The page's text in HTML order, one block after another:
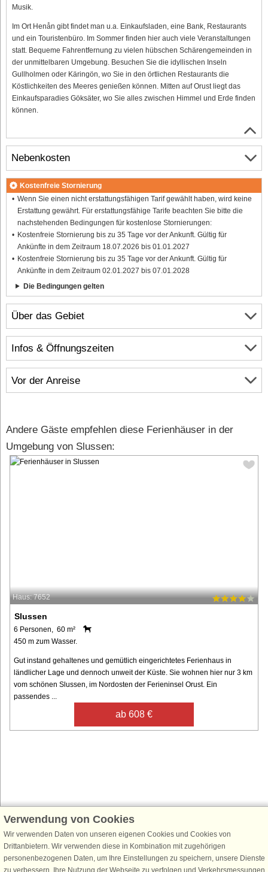
Musik.
Im Ort Henån gibt findet man u.a. Einkaufsladen, eine Bank, Restaurants
und ein Touristenbüro. Im Sommer finden hier auch viele Veranstaltungen
statt. Bequeme Fahrentfernung zu vielen hübschen Schärengemeinden in
der unmittelbaren Umgebung. Besuchen Sie die idyllischen Inseln
Gullholmen oder Käringön, wo Sie in den örtlichen Restaurants die
Köstlichkeiten des Meeres genießen können. Mitten auf Orust liegt das
Einkaufsparadies Göksäter, wo Sie alles zwischen Himmel und Erde finden
können.
Über das Gebiet
Infos & Öffnungszeiten
Vor der Anreise
Nebenkosten
Kostenfreie Stornierung
Wenn Sie einen nicht erstattungsfähigen Tarif gewählt haben, wird keine
Erstattung gewährt. Für erstattungsfähige Tarife beachten Sie bitte die
nachstehenden Bedingungen für kostenlose Stornierungen:
Kostenfreie Stornierung bis zu 35 Tage vor der Ankunft. Gültig für
Ankünfte in dem Zeitraum 18.07.2026 bis 01.01.2027
Kostenfreie Stornierung bis zu 35 Tage vor der Ankunft. Gültig für
Ankünfte in dem Zeitraum 02.01.2027 bis 07.01.2028
Die Bedingungen gelten
Andere Gäste empfehlen diese Ferienhäuser in der
Umgebung von Slussen:
Haus: 7652
Slussen
6 Personen, 60 m²
450 m zum Wasser.
Gut instand gehaltenes und gemütlich eingerichtetes Ferienhaus in
ländlicher Lage und dennoch unweit der Küste. Sie wohnen hier nur 3 km
vom schönen Slussen, im Nordosten der Ferieninsel Orust. Ein
passendes ...
ab 608 €
Schließen Sie sich 100.000 Ferienhaus-Fans an
Erhalten Sie einenWillkommensgutschein von 25 € für Ihren nächsten
Ferienhausurlaub - melden Sie sich einfach für den DanCenter Newsletter
an. Verpassen Sie nie wieder exklusive Angebote, Gewinnspiele und
Verwendung von Cookies
Wir verwenden Daten von unseren eigenen Cookies und Cookies von
Drittanbietern. Wir verwenden diese in Kombination mit zugehörigen
personenbezogenen Daten, um Ihre Einstellungen zu speichern, unsere Dienste
zu verbessern, Ihre Nutzung der Webseite zu verfolgen und Verkehrsmessungen